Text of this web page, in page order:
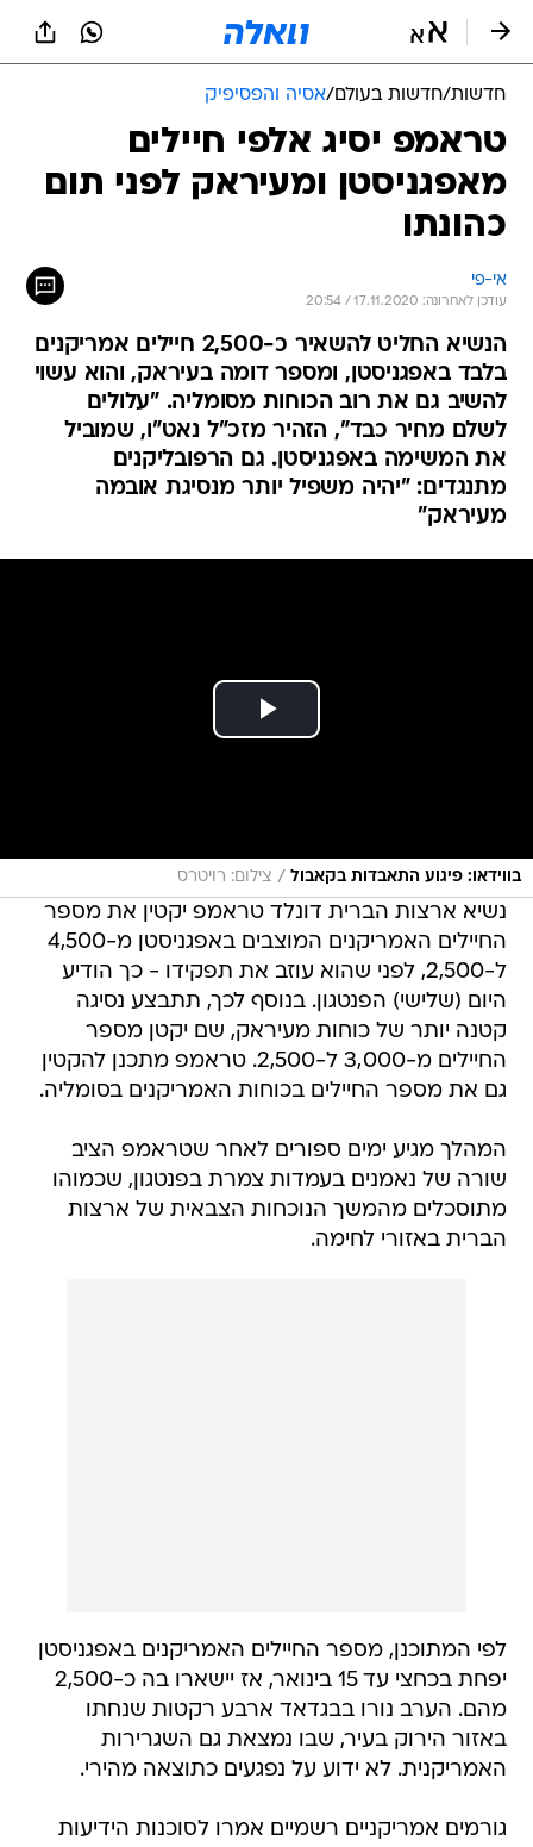
חדשות/חדשות בעולם/אסיה והפסיפיק
טראמפ יסיג אלפי חיילים
מאפגניסטן ומעיראק לפני תום
כהונתו
אי-פי
עודכן לאחרונה: 17.11.2020 / 20:54
הנשיא החליט להשאיר כ-2,500 חיילים אמריקנים
בלבד באפגניסטן, ומספר דומה בעיראק, והוא עשוי
להשיב גם את רוב הכוחות מסומליה. "עלולים
לשלם מחיר כבד", הזהיר מזכ"ל נאט"ו, שמוביל
את המשימה באפגניסטן. גם הרפובליקנים
מתנגדים: "יהיה משפיל יותר מנסיגת אובמה
מעיראק"
בווידאו: פיגוע התאבדות בקאבול / צילום: רויטרס
נשיא ארצות הברית דונלד טראמפ יקטין את מספר
החיילים האמריקנים המוצבים באפגניסטן מ-4,500
ל-2,500, לפני שהוא עוזב את תפקידו - כך הודיע
היום (שלישי) הפנטגון. בנוסף לכך, תתבצע נסיגה
קטנה יותר של כוחות מעיראק, שם יקטן מספר
החיילים מ-3,000 ל-2,500. טראמפ מתכנן להקטין
גם את מספר החיילים בכוחות האמריקנים בסומליה.
המהלך מגיע ימים ספורים לאחר שטראמפ הציב
שורה של נאמנים בעמדות צמרת בפנטגון, שכמוהו
מתוסכלים מהמשך הנוכחות הצבאית של ארצות
הברית באזורי לחימה.
לפי המתוכנן, מספר החיילים האמריקנים באפגניסטן
יפחת בכחצי עד 15 בינואר, אז יישארו בה כ-2,500
מהם. הערב נורו בבגדאד ארבע רקטות שנחתו
באזור הירוק בעיר, שבו נמצאת גם השגרירות
האמריקנית. לא ידוע על נפגעים כתוצאה מהירי.
גורמים אמריקניים רשמיים אמרו לסוכנות הידיעות